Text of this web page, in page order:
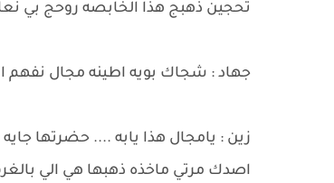
تحجين ذهبج هذا الخابصه روحج بي
جهاد : شجاك بويه اطينه مجال نفهم
زين : يامجال هذا يابه .... حضرتها
اصدك مرتي ماخذه ذهبها هي الي